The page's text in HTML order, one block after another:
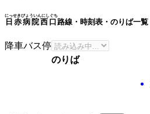
日赤病院西口
にっせきびょういんにしぐち
路線・時刻表・のりば一覧
降車バス停
のりば